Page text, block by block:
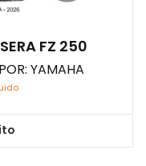
FZ 250
YAMAHA